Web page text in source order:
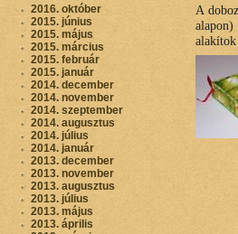
A
2016. október
2015. június
2015. május
2015. március
2015. február
2015. január
2014. december
2014. november
2014. szeptember
2014. augusztus
2014. július
2014. január
2013. december
2013. november
2013. augusztus
2013. július
2013. május
2013. április